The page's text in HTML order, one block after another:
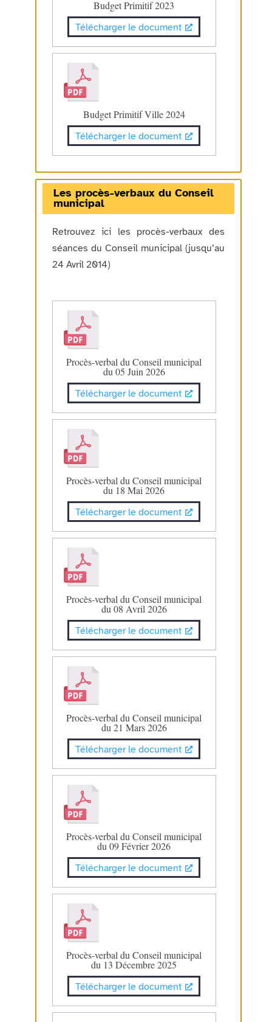
Budget Primitif 2023
Télécharger le document
Budget Primitif Ville 2024
Télécharger le document
Les procès-verbaux du Conseil
municipal
Retrouvez ici les procès-verbaux des
séances du Conseil municipal (jusqu’au
24 Avril 2014)
Procès-verbal du Conseil municipal
du 05 Juin 2026
Télécharger le document
Procès-verbal du Conseil municipal
du 18 Mai 2026
Télécharger le document
Procès-verbal du Conseil municipal
du 08 Avril 2026
Télécharger le document
Procès-verbal du Conseil municipal
du 21 Mars 2026
Télécharger le document
Procès-verbal du Conseil municipal
du 09 Février 2026
Télécharger le document
Procès-verbal du Conseil municipal
du 13 Décembre 2025
Télécharger le document